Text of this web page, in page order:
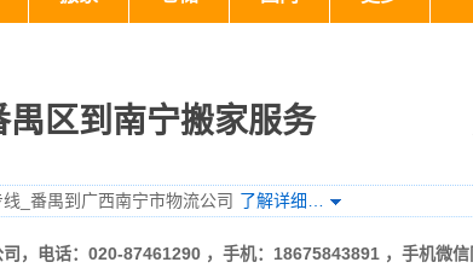
区到南宁搬家服务
_番禺到广西南宁市物流公司 了解详细…
，电话：020-87461290 ，手机：18675843891 ，手机微